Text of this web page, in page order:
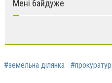
Мені байдуже
#земельна ділянка